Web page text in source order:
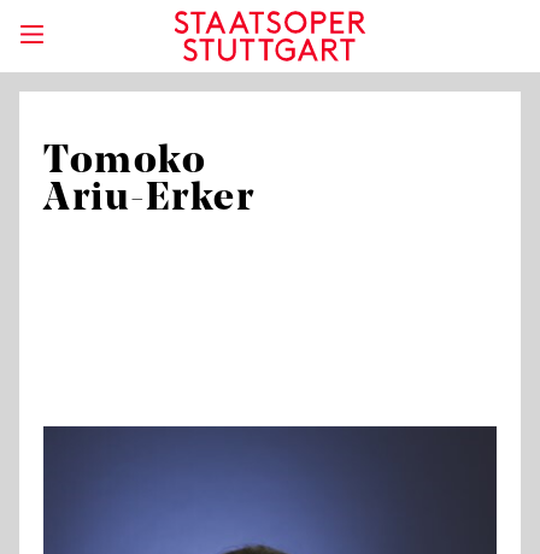
Tomoko
Ariu-Erker